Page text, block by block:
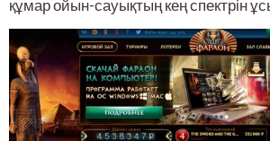
құмар ойын-сауықтың кең спектрін